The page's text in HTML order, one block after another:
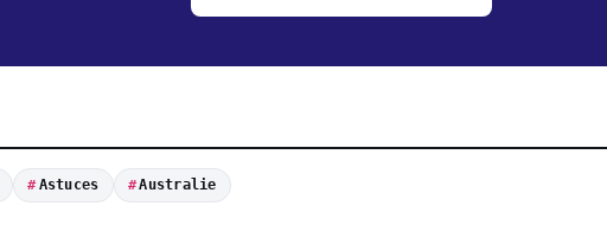
Astuces Australie